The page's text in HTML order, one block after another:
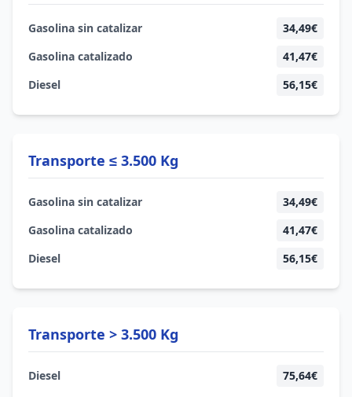
Gasolina sin catalizar
34,49€
Gasolina catalizado
41,47€
Diesel
56,15€
Transporte ≤ 3.500 Kg
Gasolina sin catalizar
34,49€
Gasolina catalizado
41,47€
Diesel
56,15€
Transporte > 3.500 Kg
Diesel 75,64€